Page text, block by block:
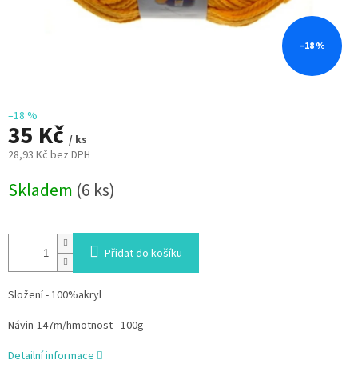
–18 %
–18 %
35 Kč / ks
28,93 Kč bez DPH
cena:
Skladem (6 ks)
Přidat do košíku
Složení - 100%akryl
Návin-147m/hmotnost - 100g
Detailní informace